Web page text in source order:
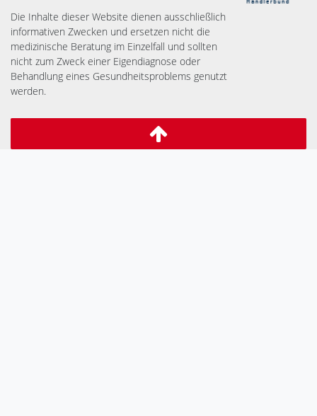
Die Inhalte dieser Website dienen ausschließlich
informativen Zwecken und ersetzen nicht die
medizinische Beratung im Einzelfall und sollten
nicht zum Zweck einer Eigendiagnose oder
Behandlung eines Gesundheitsproblems genutzt
werden.